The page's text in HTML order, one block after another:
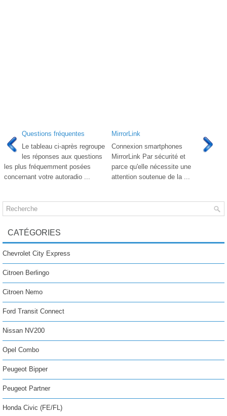
Questions fréquentes
Le tableau ci-après regroupe
les réponses aux questions
les plus fréquemment posées
concernant votre autoradio ...
MirrorLink
Connexion smartphones
MirrorLink Par sécurité et
parce qu'elle nécessite une
attention soutenue de la ...
CATÉGORIES
Chevrolet City Express
Citroen Berlingo
Citroen Nemo
Ford Transit Connect
Nissan NV200
Opel Combo
Peugeot Bipper
Peugeot Partner
Honda Civic (FE/FL)